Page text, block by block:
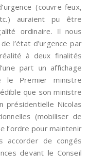
(couvre-feux,
auraient pu être
ordinaire. Il nous
l’état d’urgence par
à deux finalités
part un affichage
le Premier ministre
que son ministre
présidentielle Nicolas
(mobiliser de
l’ordre pour maintenir
accorder de congés
devant le Conseil